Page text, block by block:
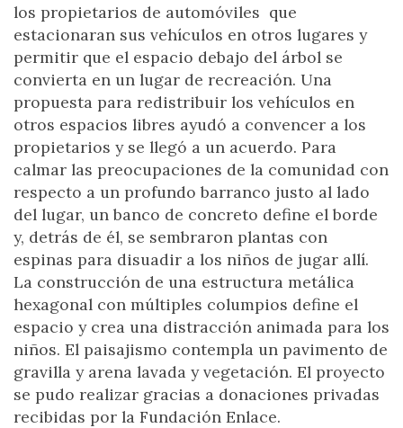
los propietarios de automóviles que
estacionaran sus vehículos en otros lugares y
permitir que el espacio debajo del árbol se
convierta en un lugar de recreación. Una
propuesta para redistribuir los vehículos en
otros espacios libres ayudó a convencer a los
propietarios y se llegó a un acuerdo. Para
calmar las preocupaciones de la comunidad con
respecto a un profundo barranco justo al lado
del lugar, un banco de concreto define el borde
y, detrás de él, se sembraron plantas con
espinas para disuadir a los niños de jugar allí.
La construcción de una estructura metálica
hexagonal con múltiples columpios define el
espacio y crea una distracción animada para los
niños. El paisajismo contempla un pavimento de
gravilla y arena lavada y vegetación. El proyecto
se pudo realizar gracias a donaciones privadas
recibidas por la Fundación Enlace.